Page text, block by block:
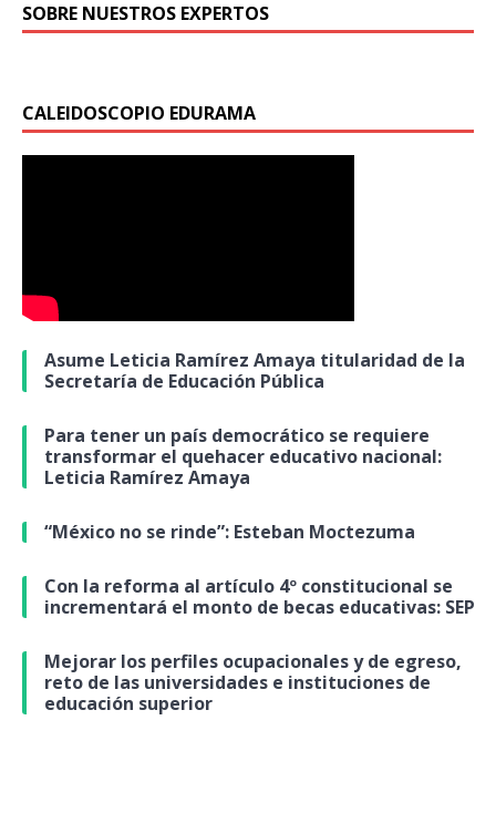
SOBRE NUESTROS EXPERTOS
CALEIDOSCOPIO EDURAMA
Asume Leticia Ramírez Amaya titularidad de la
Secretaría de Educación Pública
Para tener un país democrático se requiere
transformar el quehacer educativo nacional:
Leticia Ramírez Amaya
“México no se rinde”: Esteban Moctezuma
Con la reforma al artículo 4º constitucional se
incrementará el monto de becas educativas: SEP
Mejorar los perfiles ocupacionales y de egreso,
reto de las universidades e instituciones de
educación superior